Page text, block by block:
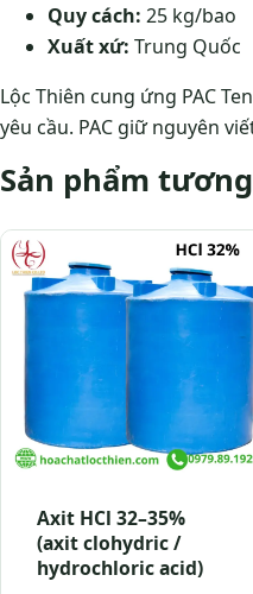
Quy cách: 25 kg/bao
Xuất xứ: Trung Quốc
Lộc Thiên cung ứng PAC
yêu cầu. PAC giữ nguyên
Sản phẩm
Axit HCl 32–35%
(axit clohydric /
hydrochloric acid)